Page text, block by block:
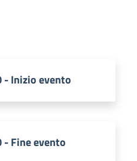
- Inizio evento
- Fine evento